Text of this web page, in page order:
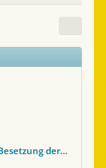
Jahren 2022 bis 2026